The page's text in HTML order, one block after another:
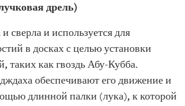
дрель)
сверла и используется для
в досках с целью установки
таких как гвоздь Абу-Кубба.
обеспечивают его движение и
длинной палки (лука), к которой